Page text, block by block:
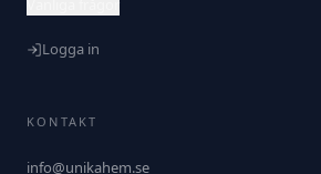
Logga in
KONTAKT
info@unikahem.se